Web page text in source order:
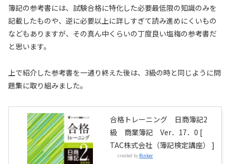
簿記の参考書には、試験合格に特化した必要最低限の知識のみを
記載したものや、逆に必要以上に詳しすぎて読み進めにくいもの
などもありますが、その真ん中くらいの丁度良い塩梅の参考書だ
と思います。
上で紹介した参考書を一通り終えた後は、3級の時と同じように問
題集に取り組みました。
合格トレーニング 日商簿記2
級 商業簿記 Ver．17．0 [
TAC株式会社（簿記検定講座） ]
created by Rinker